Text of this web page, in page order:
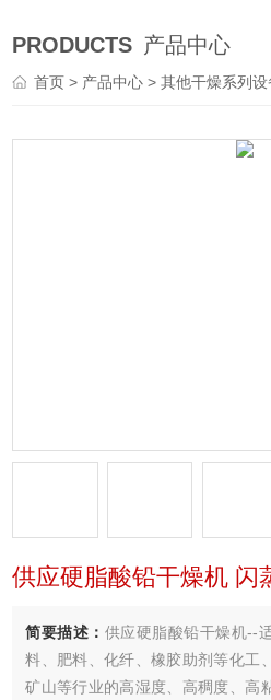
PRODUCTS 产品中心
首页> 产品中心 >其他干燥系列设
供应硬脂酸铅干燥机 闪
简要描述： 供应硬脂酸铅干燥机--
料、肥料、化纤、橡胶助剂等化工
矿山等行业的高湿度、高稠度、高